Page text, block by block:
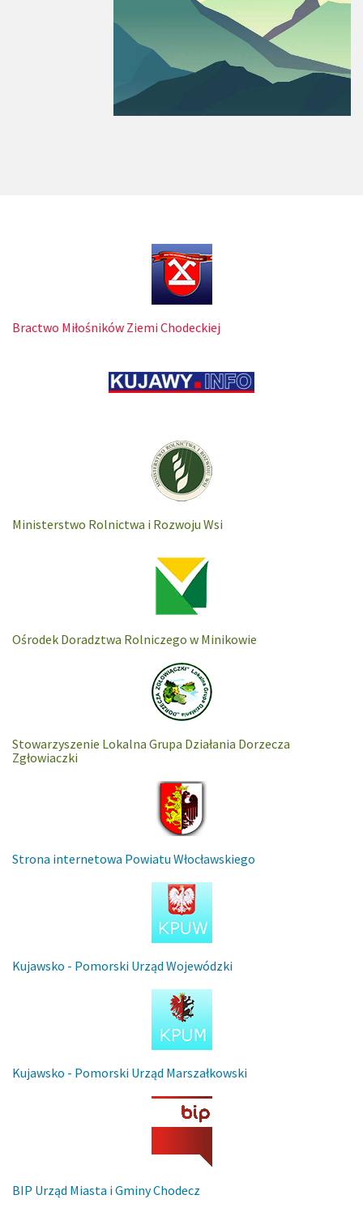
Bractwo Miłośników Ziemi Chodeckiej
Ministerstwo Rolnictwa i Rozwoju Wsi
Ośrodek Doradztwa Rolniczego w Minikowie
Stowarzyszenie Lokalna Grupa Działania Dorzecza
Zgłowiaczki
Strona internetowa Powiatu Włocławskiego
Kujawsko - Pomorski Urząd Wojewódzki
Kujawsko - Pomorski Urząd Marszałkowski
BIP Urząd Miasta i Gminy Chodecz